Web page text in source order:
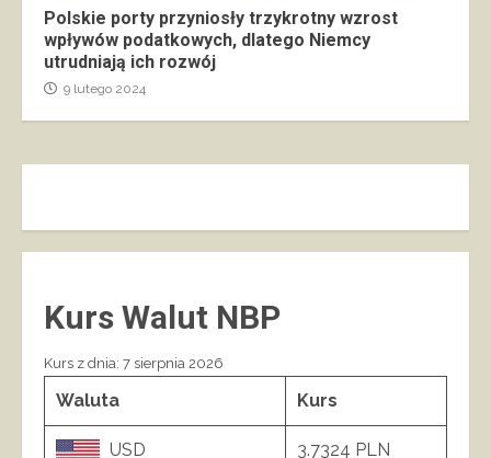
Polskie porty przyniosły trzykrotny wzrost
wpływów podatkowych, dlatego Niemcy
utrudniają ich rozwój
9 lutego 2024
Kurs Walut NBP
Kurs z dnia: 7 sierpnia 2026
Waluta Kurs
USD 3.7324 PLN